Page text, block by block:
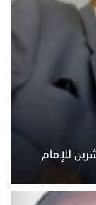
للإمام